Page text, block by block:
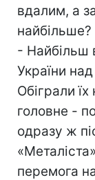
вдалим, а
найбільше?
- Найбільш
України
Обіграли їх
головне -
одразу ж
перемога